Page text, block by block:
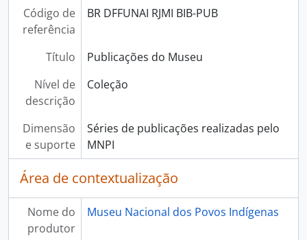
Código de
referência
BR DFFUNAI RJMI BIB-PUB
Título
Publicações do Museu
Nível de
descrição
Coleção
Dimensão
e suporte
Séries de publicações realizadas pelo
MNPI
Área de contextualização
Nome do
produtor
Museu Nacional dos Povos Indígenas